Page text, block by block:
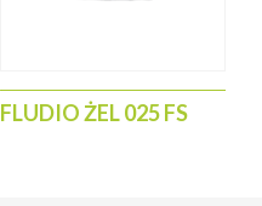
FLUDIO ŻEL 025 FS